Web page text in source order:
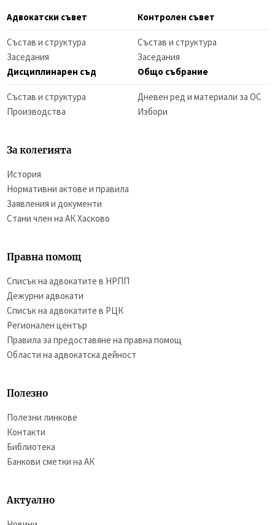
Адвокатски съвет
Състав и структура
Заседания
Контролен съвет
Състав и структура
Заседания
Дисциплинарен съд
Състав и структура
Производства
Общо събрание
Дневен ред и материали за ОС
Избори
За колегията
История
Нормативни актове и правила
Заявления и документи
Стани член на АК Хасково
Правна помощ
Списък на адвокатите в НРПП
Дежурни адвокати
Списък на адвокатите в РЦК
Регионален център
Правила за предоставяне на правна помощ
Области на адвокатска дейност
Полезно
Полезни линкове
Контакти
Библиотека
Банкови сметки на АК
Актуално